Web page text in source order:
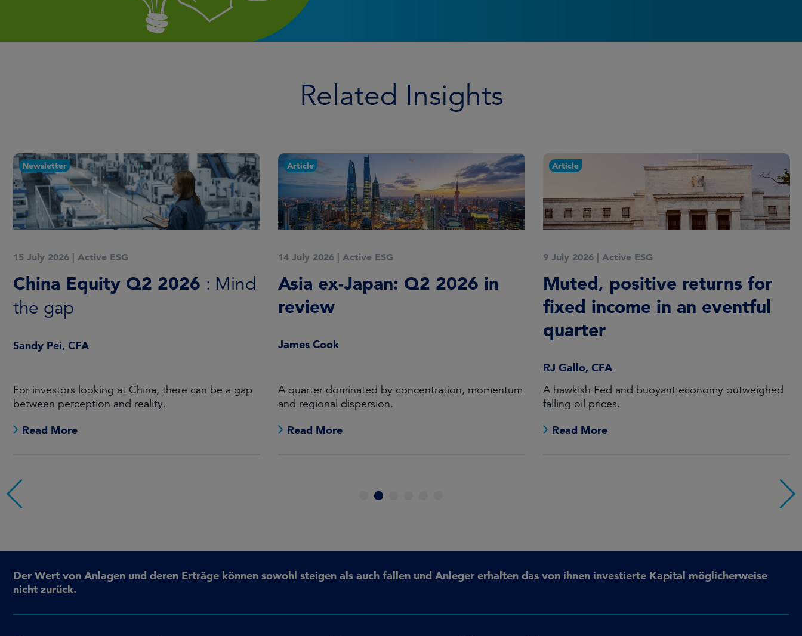
Related Insights
Newsletter
15 July 2026 | Active ESG
China Equity Q2 2026 : Mind
the gap
Sandy Pei, CFA
For investors looking at China, there can be a gap
between perception and reality.
Read More
Article
14 July 2026 | Active ESG
Asia ex-Japan: Q2 2026 in
review
James Cook
A quarter dominated by concentration, momentum
and regional dispersion.
Read More
Article
9 July 2026 | Active ESG
Muted, positive returns for
fixed income in an eventful
quarter
RJ Gallo, CFA
A hawkish Fed and buoyant economy outweighed
falling oil prices.
Read More
4
Der Wert von Anlagen und deren Erträge können sowohl steigen als auch fallen und Anleger erhalten das von ihnen investierte Kapital möglicherweise
nicht zurück.